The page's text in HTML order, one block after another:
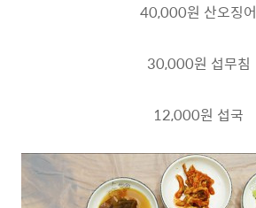
40,000원 산오징어
30,000원 섭무침
12,000원 섭국